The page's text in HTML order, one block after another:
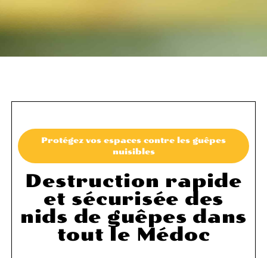
Protégez vos espaces contre les guêpes
nuisibles
Destruction rapide
et sécurisée des
nids de guêpes dans
tout le Médoc